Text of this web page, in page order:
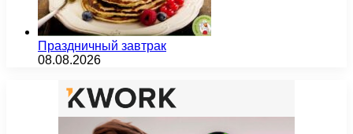
Праздничный завтрак
08.08.2026